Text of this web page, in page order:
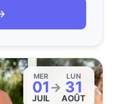
MER
01
JUIL
→
LUN
31
AOÛT